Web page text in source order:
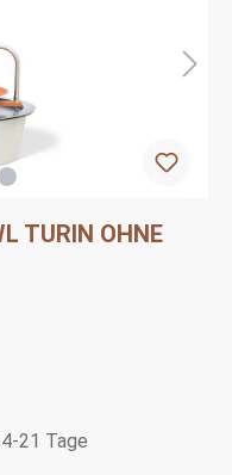
TURIN OHNE
21 Tage